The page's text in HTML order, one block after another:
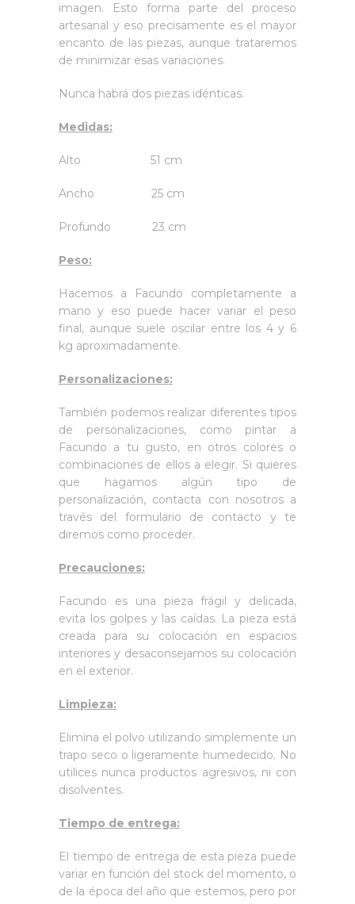
imagen. Esto forma parte del proceso
artesanal y eso precisamente es el mayor
encanto de las piezas, aunque trataremos
de minimizar esas variaciones.
Nunca habrá dos piezas idénticas.
Medidas:
Alto 51 cm
Ancho 25 cm
Profundo 23 cm
Peso:
Hacemos a Facundo completamente a
mano y eso puede hacer variar el peso
final, aunque suele oscilar entre los 4 y 6
kg aproximadamente.
Personalizaciones:
También podemos realizar diferentes tipos
de personalizaciones, como pintar a
Facundo a tu gusto, en otros colores o
combinaciones de ellos a elegir. Si quieres
que hagamos algún tipo de
personalización, contacta con nosotros a
través del formulario de contacto y te
diremos como proceder.
Precauciones:
Facundo es una pieza frágil y delicada,
evita los golpes y las caídas. La pieza está
creada para su colocación en espacios
interiores y desaconsejamos su colocación
en el exterior.
Limpieza:
Elimina el polvo utilizando simplemente un
trapo seco o ligeramente humedecido. No
utilices nunca productos agresivos, ni con
disolventes.
Tiempo de entrega:
El tiempo de entrega de esta pieza puede
variar en función del stock del momento, o
de la época del año que estemos, pero por